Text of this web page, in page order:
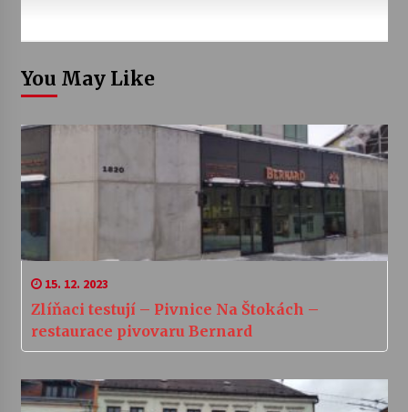
You May Like
15. 12. 2023
Zlíňaci testují – Pivnice Na Štokách –
restaurace pivovaru Bernard